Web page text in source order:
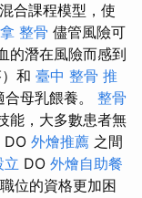
合課程模型，使
整骨 儘管風險可
的潛在風險而感到
和 臺中 整骨 推
母乳餵養。 整骨
能，大多數患者無
DO 外燴推薦 之間
立 DO 外燴自助餐
位的資格更加困